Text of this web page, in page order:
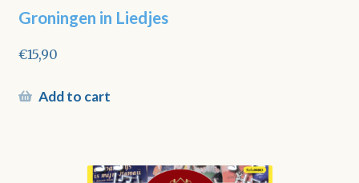
Groningen in Liedjes
€15,90
Add to cart